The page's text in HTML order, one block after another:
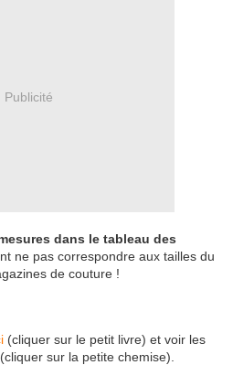
Publicité
dans le tableau des
ne pas correspondre aux tailles du
de couture !
(cliquer sur le petit livre) et voir les
(cliquer sur la petite chemise).